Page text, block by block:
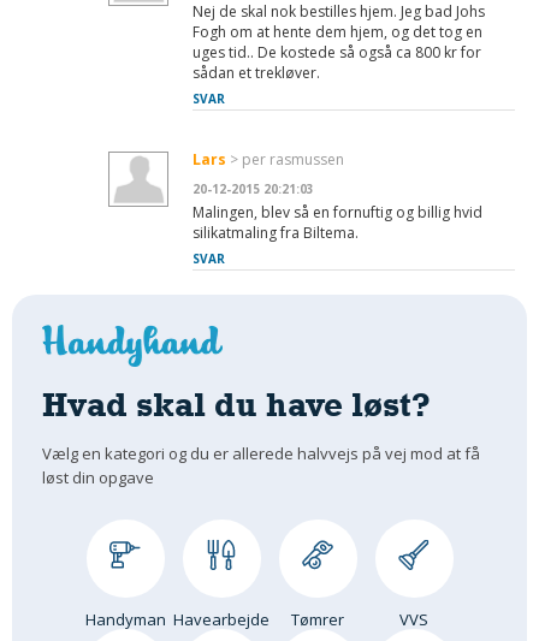
Nej de skal nok bestilles hjem. Jeg bad Johs
Fogh om at hente dem hjem, og det tog en
uges tid.. De kostede så også ca 800 kr for
sådan et trekløver.
SVAR
Lars > per rasmussen
20-12-2015 20:21:03
Malingen, blev så en fornuftig og billig hvid
silikatmaling fra Biltema.
SVAR
Hvad skal du have løst?
Vælg en kategori og du er allerede halvvejs på vej mod at få
løst din opgave
Handyman Havearbejde Tømrer VVS